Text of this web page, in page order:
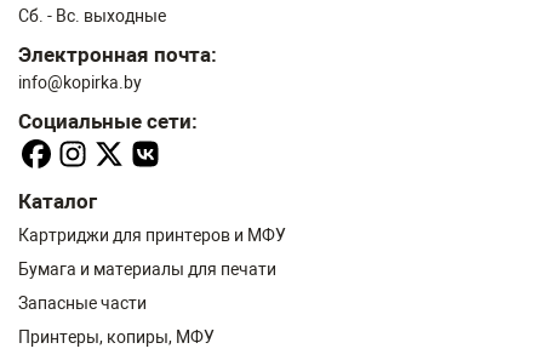
Сб. - Вс. выходные
Электронная почта:
info@kopirka.by
Социальные сети:
Каталог
Картриджи для принтеров и МФУ
Бумага и материалы для печати
Запасные части
Принтеры, копиры, МФУ